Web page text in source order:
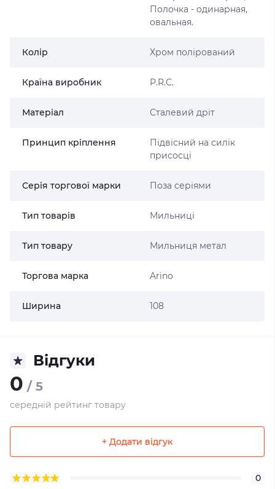
Полочка - одинарная,
овальная.
Колір Хром полірований
Країна виробник P.R.C.
Матеріал Сталевий дріт
Принцип кріплення
Підвісний на силік
присосці
Серія торгової марки Поза серіями
Тип товарів Мильниці
Тип товару Мильниця метал
Торгова марка Arino
Ширина 108
Відгуки
0 / 5
середній рейтинг товару
+ Додати відгук
0